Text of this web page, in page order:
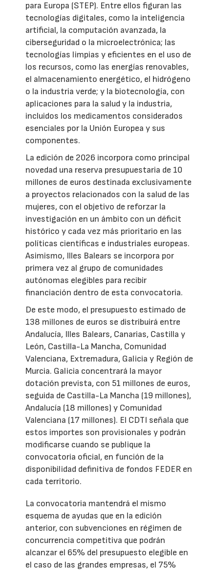
para Europa (STEP). Entre ellos figuran las
tecnologías digitales, como la inteligencia
artificial, la computación avanzada, la
ciberseguridad o la microelectrónica; las
tecnologías limpias y eficientes en el uso de
los recursos, como las energías renovables,
el almacenamiento energético, el hidrógeno
o la industria verde; y la biotecnología, con
aplicaciones para la salud y la industria,
incluidos los medicamentos considerados
esenciales por la Unión Europea y sus
componentes.
La edición de 2026 incorpora como principal
novedad una reserva presupuestaria de 10
millones de euros destinada exclusivamente
a proyectos relacionados con la salud de las
mujeres, con el objetivo de reforzar la
investigación en un ámbito con un déficit
histórico y cada vez más prioritario en las
políticas científicas e industriales europeas.
Asimismo, Illes Balears se incorpora por
primera vez al grupo de comunidades
autónomas elegibles para recibir
financiación dentro de esta convocatoria.
De este modo, el presupuesto estimado de
138 millones de euros se distribuirá entre
Andalucía, Illes Balears, Canarias, Castilla y
León, Castilla-La Mancha, Comunidad
Valenciana, Extremadura, Galicia y Región de
Murcia. Galicia concentrará la mayor
dotación prevista, con 51 millones de euros,
seguida de Castilla-La Mancha (19 millones),
Andalucía (18 millones) y Comunidad
Valenciana (17 millones). El CDTI señala que
estos importes son provisionales y podrán
modificarse cuando se publique la
convocatoria oficial, en función de la
disponibilidad definitiva de fondos FEDER en
cada territorio.
La convocatoria mantendrá el mismo
esquema de ayudas que en la edición
anterior, con subvenciones en régimen de
concurrencia competitiva que podrán
alcanzar el 65% del presupuesto elegible en
el caso de las grandes empresas, el 75%